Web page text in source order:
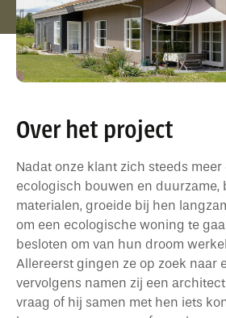
Over het project
Nadat onze klant zich steeds
ecologisch bouwen en duurzame,
materialen, groeide bij hen
om een ecologische woning te
besloten om van hun droom
Allereerst gingen ze op zoek naar
vervolgens namen zij een
vraag of hij samen met hen iets